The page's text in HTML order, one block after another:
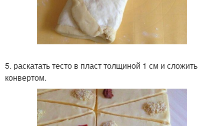
5. раскатать тесто в пласт толщиной 1 см и сложить
конвертом.